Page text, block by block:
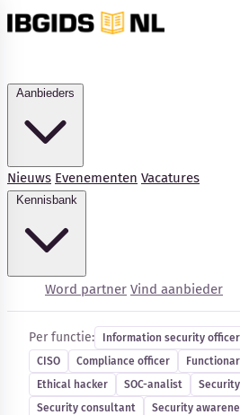
Nieuws Evenementen Vacatures
Word partner Vind aanbieder
Kennisbank
Cybersecurity-
Per functie: Information security officer
CISO
Compliance officer
Ethical hacker
SOC-analist
Security consultant
Security